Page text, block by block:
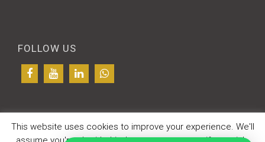
FOLLOW US
© CDS SRL - P.IVA 03636850988
This website uses cookies to improve your experience. We'll